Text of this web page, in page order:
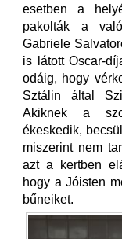
esetben a
pakolták a
Gabriele
is látott Oscar-
odáig, hogy
Sztálin által
Akiknek a
ékeskedik,
miszerint nem
azt a kertben
hogy a Jóisten
bűneiket.